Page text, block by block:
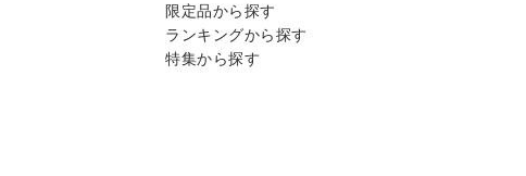
限定品から探す
ランキングから探す
特集から探す